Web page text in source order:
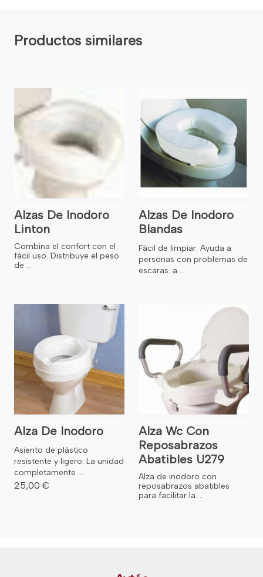
Productos similares
Alzas De Inodoro
Linton
Combina el confort con el
fácil uso. Distribuye el peso
de ...
Alzas De Inodoro
Blandas
Fácil de limpiar. Ayuda a
personas con problemas de
escaras. a ...
Alza De Inodoro
Asiento de plástico
resistente y ligero. La unidad
completamente ...
25,00 €
Alza Wc Con
Reposabrazos
Abatibles U279
Alza de inodoro con
reposabrazos abatibles
para facilitar la ...